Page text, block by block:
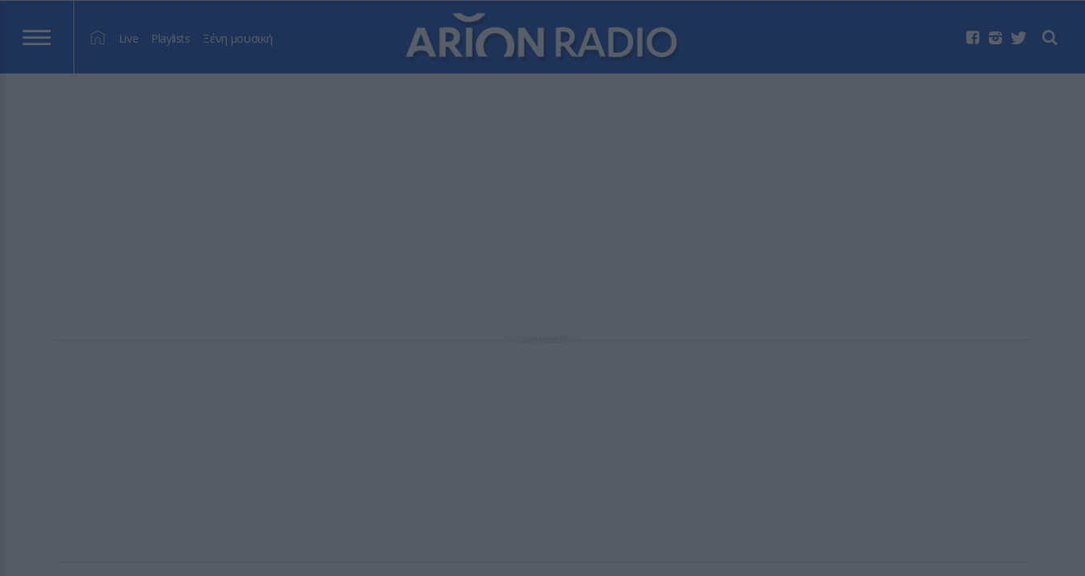
Live Playlists Ξένη μουσική